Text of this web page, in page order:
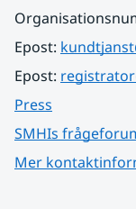
Epost:
Epost:
Press
SMHIs
Mer